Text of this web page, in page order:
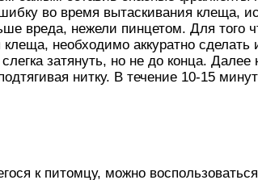
во время вытаскивания клеща,
вреда, нежели пинцетом. Для того
необходимо аккуратно сделать
затянуть, но не до конца. Далее
нитку. В течение 10-15
к питомцу, можно воспользоваться